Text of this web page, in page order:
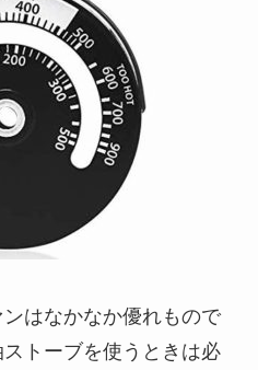
はなかなか優れもので
トーブを使うときは必